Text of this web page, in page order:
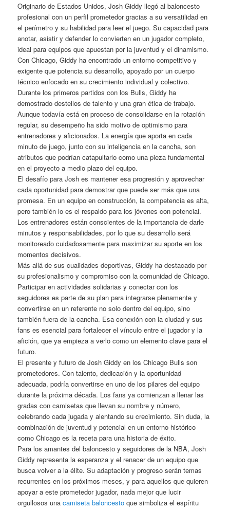
Originario de Estados Unidos, Josh Giddy llegó al baloncesto
profesional con un perfil prometedor gracias a su versatilidad en
el perímetro y su habilidad para leer el juego. Su capacidad para
anotar, asistir y defender lo convierten en un jugador completo,
ideal para equipos que apuestan por la juventud y el dinamismo.
Con Chicago, Giddy ha encontrado un entorno competitivo y
exigente que potencia su desarrollo, apoyado por un cuerpo
técnico enfocado en su crecimiento individual y colectivo.
Durante los primeros partidos con los Bulls, Giddy ha
demostrado destellos de talento y una gran ética de trabajo.
Aunque todavía está en proceso de consolidarse en la rotación
regular, su desempeño ha sido motivo de optimismo para
entrenadores y aficionados. La energía que aporta en cada
minuto de juego, junto con su inteligencia en la cancha, son
atributos que podrían catapultarlo como una pieza fundamental
en el proyecto a medio plazo del equipo.
El desafío para Josh es mantener esa progresión y aprovechar
cada oportunidad para demostrar que puede ser más que una
promesa. En un equipo en construcción, la competencia es alta,
pero también lo es el respaldo para los jóvenes con potencial.
Los entrenadores están conscientes de la importancia de darle
minutos y responsabilidades, por lo que su desarrollo será
monitoreado cuidadosamente para maximizar su aporte en los
momentos decisivos.
Más allá de sus cualidades deportivas, Giddy ha destacado por
su profesionalismo y compromiso con la comunidad de Chicago.
Participar en actividades solidarias y conectar con los
seguidores es parte de su plan para integrarse plenamente y
convertirse en un referente no solo dentro del equipo, sino
también fuera de la cancha. Esa conexión con la ciudad y sus
fans es esencial para fortalecer el vínculo entre el jugador y la
afición, que ya empieza a verlo como un elemento clave para el
futuro.
El presente y futuro de Josh Giddy en los Chicago Bulls son
prometedores. Con talento, dedicación y la oportunidad
adecuada, podría convertirse en uno de los pilares del equipo
durante la próxima década. Los fans ya comienzan a llenar las
gradas con camisetas que llevan su nombre y número,
celebrando cada jugada y alentando su crecimiento. Sin duda, la
combinación de juventud y potencial en un entorno histórico
como Chicago es la receta para una historia de éxito.
Para los amantes del baloncesto y seguidores de la NBA, Josh
Giddy representa la esperanza y el renacer de un equipo que
busca volver a la élite. Su adaptación y progreso serán temas
recurrentes en los próximos meses, y para aquellos que quieren
apoyar a este prometedor jugador, nada mejor que lucir
orgullosos unacamiseta baloncesto que simboliza el espíritu